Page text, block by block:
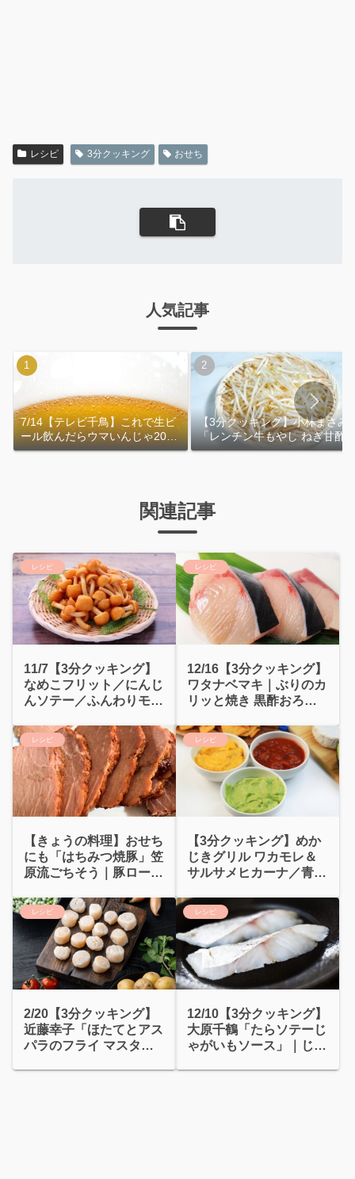
レシピ 3分クッキング おせち
人気記事
7/14【テレビ千鳥】これで生ビ
ール飲んだらウマいんじゃ2026
｜おおよその作り方
【3分クッキング】小林まさみ
「レンチン牛もやし ねぎ甘酢
れ」作り方
関連記事
レシピ
11/7【3分クッキング】
なめこフリット／にんじ
んソテー／ふんわりモッ
レシピ
12/16【3分クッキング】
ワタナベマキ｜ぶりのカ
リッと焼き 黒酢おろし
レシピ
【きょうの料理】おせち
にも「はちみつ焼豚」笠
原流ごちそう｜豚ロース
レシピ
【3分クッキング】めか
じきグリル ワカモレ＆
サルサメヒカーナ／青唐
レシピ
2/20【3分クッキング】
近藤幸子「ほたてとアス
パラのフライ マスター
レシピ
12/10【3分クッキング】
大原千鶴「たらソテーじ
ゃがいもソース」｜じゃ